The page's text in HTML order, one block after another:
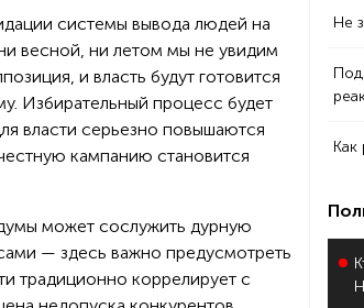
системы вывода людей на
весной, ни летом мы не увидим
и власть будут готовится
Избирательный процесс будет
власти серьезно повышаются
кампанию становится
может сослужить дурную
— здесь важно предусмотреть
традиционно коррелирует с
Не
Как